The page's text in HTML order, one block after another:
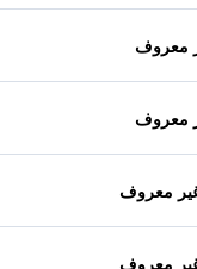
معروف
معروف